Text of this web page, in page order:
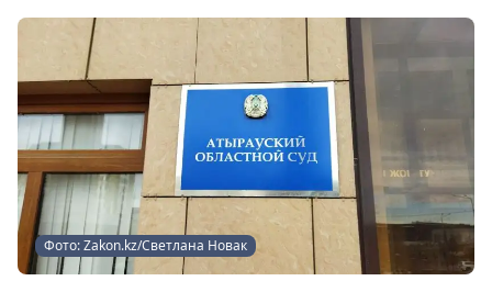
Фото: Zakon.kz/Светлана Новак